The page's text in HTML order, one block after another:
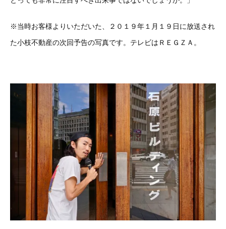
※当時お客様よりいただいた、２０１９年１月１９日に放送され
た小枝不動産の次回予告の写真です。テレビはＲＥＧＺＡ。